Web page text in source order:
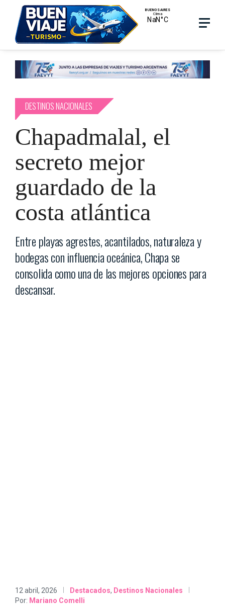
content
Menu
DESTINOS NACIONALES
Chapadmalal, el
secreto mejor
guardado de la
costa atlántica
Entre playas agrestes, acantilados, naturaleza y
bodegas con influencia oceánica, Chapa se
consolida como una de las mejores opciones para
descansar.
12 abril, 2026 Destacados, Destinos Nacionales
Por: Mariano Comelli